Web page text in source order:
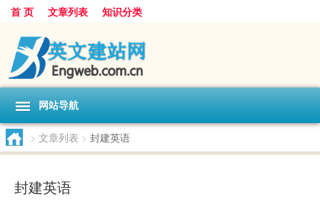
首 页 文章列表 知识分类
网站导航
> 文章列表 > 封建英语
封建英语